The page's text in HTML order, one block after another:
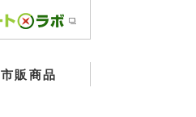
市販商品